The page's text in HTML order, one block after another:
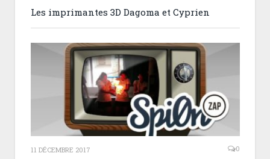
Les imprimantes 3D Dagoma et Cyprien
11 DÉCEMBRE 2017 0